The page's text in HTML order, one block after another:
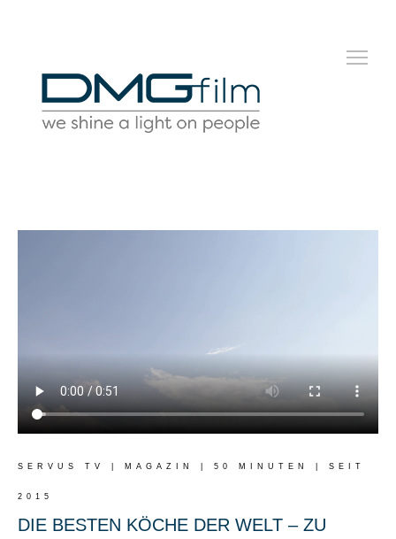
SERVUS TV | MAGAZIN | 50 MINUTEN | SEIT
2015
DIE BESTEN KÖCHE DER WELT – ZU